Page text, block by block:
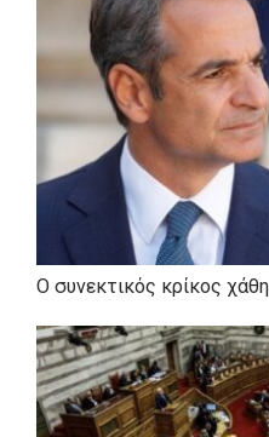
Ο συνεκτικός κρίκος